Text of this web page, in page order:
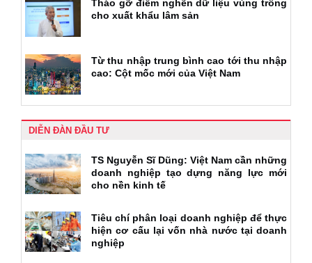
Tháo gỡ điểm nghẽn dữ liệu vùng trồng
cho xuất khẩu lâm sản
Từ thu nhập trung bình cao tới thu nhập
cao: Cột mốc mới của Việt Nam
DIỄN ĐÀN ĐẦU TƯ
TS Nguyễn Sĩ Dũng: Việt Nam cần những
doanh nghiệp tạo dựng năng lực mới
cho nền kinh tế
Tiêu chí phân loại doanh nghiệp để thực
hiện cơ cấu lại vốn nhà nước tại doanh
nghiệp